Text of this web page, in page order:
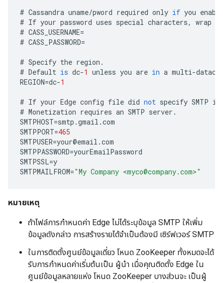
# Cassandra uname/pword required only if you
# If your password uses special characters, wrap
# CASS_USERNAME=
# CASS_PASSWORD=
# Specify the region .
# Default is dc-1 unless you are in a multi-
REGION=dc-1
# If your Edge config file did not specify SMTP
# Monetization requires an SMTP server .
SMTPHOST=smtp .gmail .com
SMTPPORT=465
SMTPUSER=your@email .com
SMTPPASSWORD=yourEmailPassword
SMTPSSL=y
SMTPMAILFROM="My Company <myco@company.com>"
หมายเหตุ
ถ้าไฟล์การกำหนดค่า Edge ไม่ได้ระบุข้อมูล SMTP ให้เพิ่ม
ข้อมูลดังกล่าว การสร้างรายได้จำเป็นต้องมี เซิร์ฟเวอร์ SMTP
ในการติดตั้งศูนย์ข้อมูลเดี่ยว โหนด ZooKeeper ทั้งหมดจะได้
รับการกำหนดค่าเริ่มต้นเป็น ผู้นำ เมื่อคุณติดตั้ง Edge ใน
ศูนย์ข้อมูลหลายแห่ง โหนด ZooKeeper บางส่วนจะ เป็นผู้